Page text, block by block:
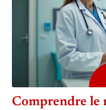
Comprendre le